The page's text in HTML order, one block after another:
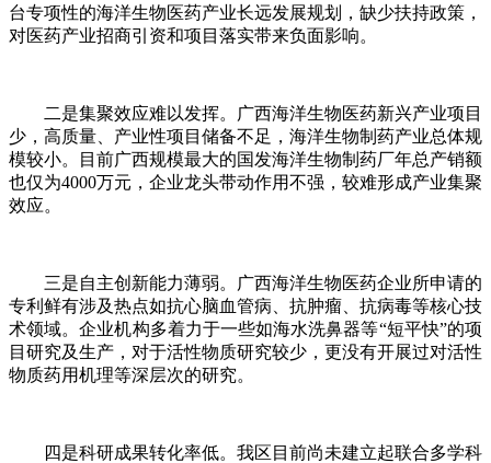
台专项性的海洋生物医药产业长远发展规划，缺少扶持政策，
对医药产业招商引资和项目落实带来负面影响。
二是集聚效应难以发挥。广西海洋生物医药新兴产业项目
少，高质量、产业性项目储备不足，海洋生物制药产业总体规
模较小。目前广西规模最大的国发海洋生物制药厂年总产销额
也仅为4000万元，企业龙头带动作用不强，较难形成产业集聚
效应。
三是自主创新能力薄弱。广西海洋生物医药企业所申请的
专利鲜有涉及热点如抗心脑血管病、抗肿瘤、抗病毒等核心技
术领域。企业机构多着力于一些如海水洗鼻器等“短平快”的项
目研究及生产，对于活性物质研究较少，更没有开展过对活性
物质药用机理等深层次的研究。
四是科研成果转化率低。我区目前尚未建立起联合多学科